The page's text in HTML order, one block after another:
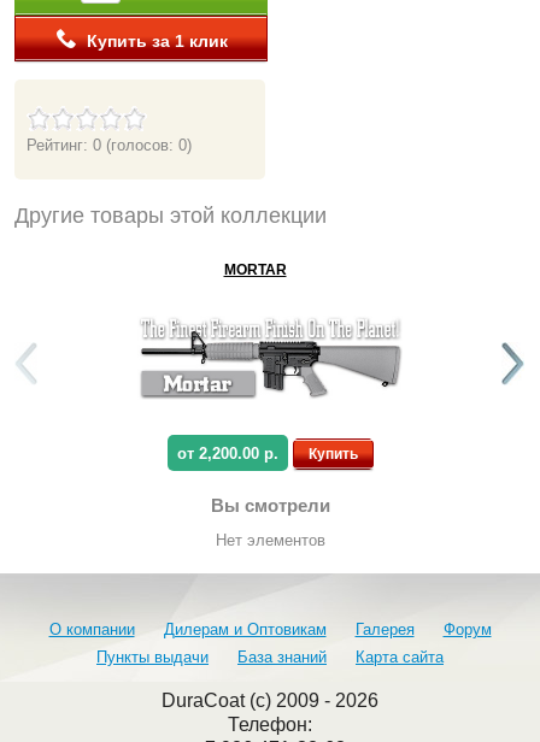
Купить за 1 клик
Рейтинг: 0 (голосов: 0)
Другие товары этой коллекции
MORTAR
от 2,200.00 р. Купить
Вы смотрели
Нет элементов
О компании Дилерам и Оптовикам Галерея
Форум
Пункты выдачи
База знаний Карта сайта
DuraCoat (c) 2009 - 2026
Телефон: